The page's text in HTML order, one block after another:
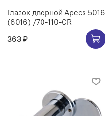
Глазок дверной Apecs 5016
(6016) /70-110-CR
363 ₽